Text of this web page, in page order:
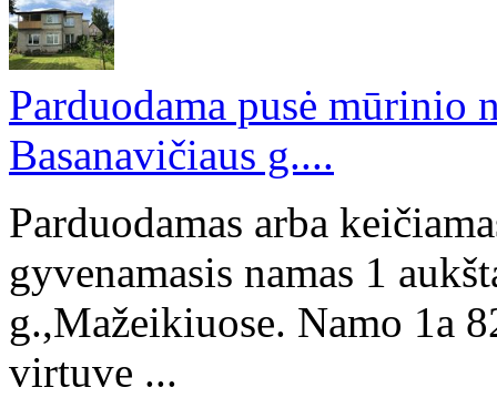
Parduodama pusė mūrinio
Basanavičiaus g....
Parduodamas arba
gyvenamasis namas 1
g.,Mažeikiuose. Namo 1a
virtuve ...